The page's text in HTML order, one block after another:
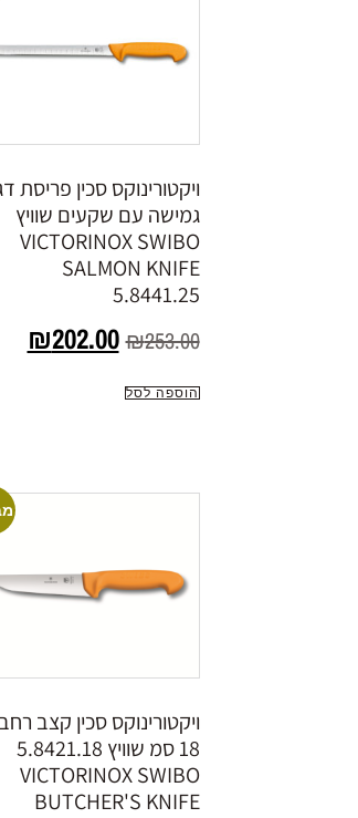
ויקטורינוקס סכין פריסת
גמישה עם שקעים שוויץ
VICTORINOX SWIBO
SALMON KNIFE
5.8441.25
₪253.00
₪202.00
הוספה לסל
ויקטורינוקס סכין קצב
18 סמ שוויץ 5.8421.18
VICTORINOX SWIBO
BUTCHER'S KNIFE